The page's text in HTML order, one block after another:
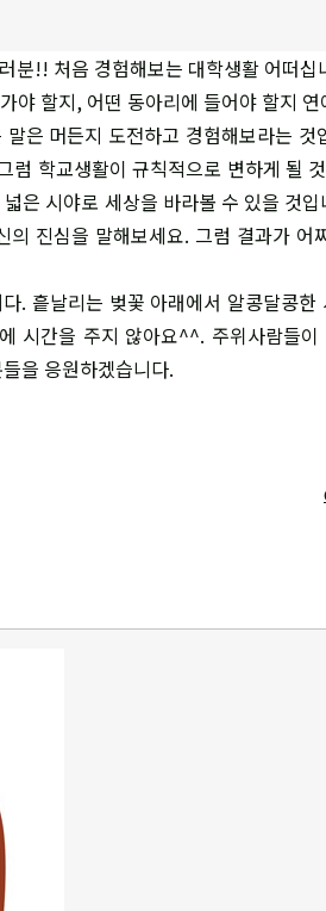
분!! 처음 경험해보는 대학생활 어떠십
야 할지, 어떤 동아리에 들어야 할지
은 머든지 도전하고 경험해보라는 것
럼 학교생활이 규칙적으로 변하게 될
은 시야로 세상을 바라볼 수 있을 것
진심을 말해보세요. 그럼 결과가 어
. 흩날리는 벚꽃 아래에서 알콩달콩
시간을 주지 않아요^^. 주위사람들
을 응원하겠습니다.